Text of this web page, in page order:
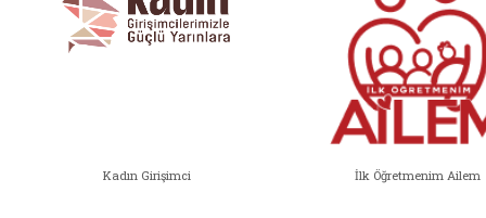
Kadın Girişimci İlk Öğretmenim Ailem